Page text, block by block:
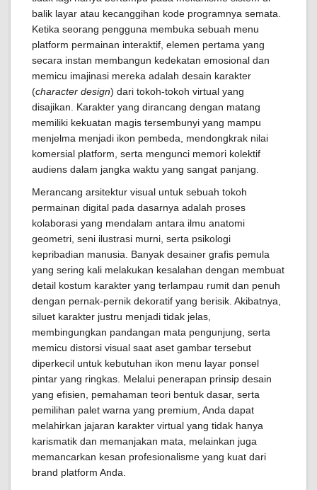
balik layar atau kecanggihan kode programnya semata.
Ketika seorang pengguna membuka sebuah menu
platform permainan interaktif, elemen pertama yang
secara instan membangun kedekatan emosional dan
memicu imajinasi mereka adalah desain karakter
(character design) dari tokoh-tokoh virtual yang
disajikan. Karakter yang dirancang dengan matang
memiliki kekuatan magis tersembunyi yang mampu
menjelma menjadi ikon pembeda, mendongkrak nilai
komersial platform, serta mengunci memori kolektif
audiens dalam jangka waktu yang sangat panjang.
Merancang arsitektur visual untuk sebuah tokoh
permainan digital pada dasarnya adalah proses
kolaborasi yang mendalam antara ilmu anatomi
geometri, seni ilustrasi murni, serta psikologi
kepribadian manusia. Banyak desainer grafis pemula
yang sering kali melakukan kesalahan dengan membuat
detail kostum karakter yang terlampau rumit dan penuh
dengan pernak-pernik dekoratif yang berisik. Akibatnya,
siluet karakter justru menjadi tidak jelas,
membingungkan pandangan mata pengunjung, serta
memicu distorsi visual saat aset gambar tersebut
diperkecil untuk kebutuhan ikon menu layar ponsel
pintar yang ringkas. Melalui penerapan prinsip desain
yang efisien, pemahaman teori bentuk dasar, serta
pemilihan palet warna yang premium, Anda dapat
melahirkan jajaran karakter virtual yang tidak hanya
karismatik dan memanjakan mata, melainkan juga
memancarkan kesan profesionalisme yang kuat dari
brand platform Anda.